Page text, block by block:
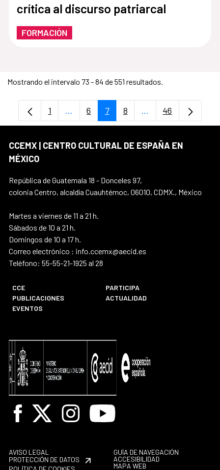
crítica al discurso patriarcal
FORMACIÓN
Mostrando el intervalo 73 - 84 de 551 resultados.
Página
1 ...Páginas intermedias Use TAB para
Página
6 Página
7 Página
8 ...PáginasPágina
46
CCEMX | CENTRO CULTURAL DE ESPAÑA EN
MÉXICO
República de Guatemala 18 - Donceles 97,
colonia Centro, alcaldía Cuauhtémoc, 06010, CDMX., México
Martes a viernes de 11 a 21 h.
Sábados de 10 a 21 h.
Domingos de 10 a 17 h.
Correo electrónico : info.ccemx@aecid.es
Teléfono: 55-55-21-1925 al 28
CCE
PARTICIPA
PUBLICACIONES
ACTUALIDAD
EVENTOS
Facebook
X InstagramYoutube
AVISO LEGAL
PROTECCIÓN DE DATOS
GUÍA DE NAVEGACIÓN
ACCESIBILIDAD
MAPA WEB